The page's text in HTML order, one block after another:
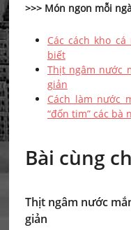
>>> Món ngon mỗi
Các cách kho
biết
Thịt ngâm nước
giản
Cách làm nước
“đốn tim” các bà
Bài cùng
Thịt ngâm nước
giản